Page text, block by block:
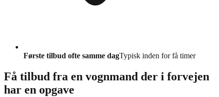
Første tilbud ofte samme dagTypisk inden for få timer
Få tilbud fra en vognmand der i forvejen
har en opgave